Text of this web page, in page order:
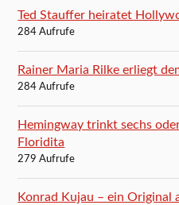
Ted Stauffer heiratet
284 Aufrufe
Rainer Maria Rilke erliegt
284 Aufrufe
Hemingway trinkt sechs
Floridita
279 Aufrufe
Konrad Kujau – ein Original